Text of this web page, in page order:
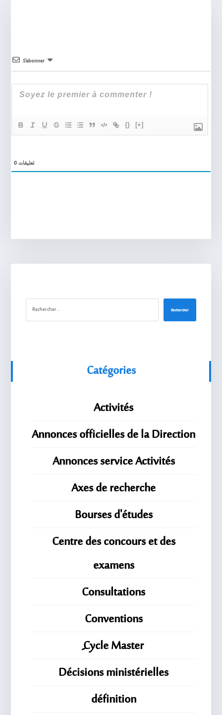
S’abonner
{} [+]
0تعليقات
Rechercher
Catégories
Activités
Annonces officielles de la Direction
Annonces service Activités
Axes de recherche
Bourses d'études
Centre des concours et des
examens
Consultations
Conventions
ِِِCycle Master
Décisions ministérielles
définition